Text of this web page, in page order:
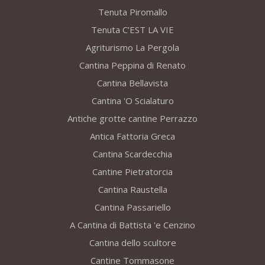
Tenuta Piromallo
Tenuta C’EST LA VIE
Agriturismo La Pergola
Cantina Peppina di Renato
Cantina Bellavista
Cantina 'O Scialaturo
Antiche grotte cantine Perrazzo
Antica Fattoria Greca
Cantina Scardecchia
Cantine Pietratorcia
Cantina Raustella
Cantina Passariello
A Cantina di Battista 'e Cenzino
Cantina dello scultore
Cantine Tommasone